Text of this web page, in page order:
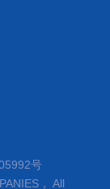
号
， All